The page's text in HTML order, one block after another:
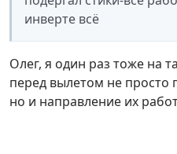
инверте всё
Олег, я один раз тоже на
перед вылетом не просто
но и направление их